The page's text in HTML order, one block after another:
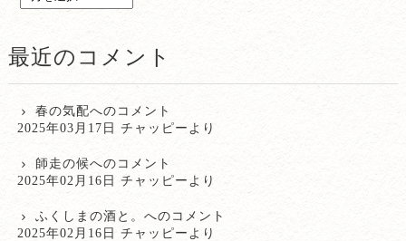
最近のコメント
春の気配へのコメント
2025年03月17日 チャッピーより
師走の候へのコメント
2025年02月16日 チャッピーより
ふくしまの酒と。 へのコメント
2025年02月16日 チャッピーより